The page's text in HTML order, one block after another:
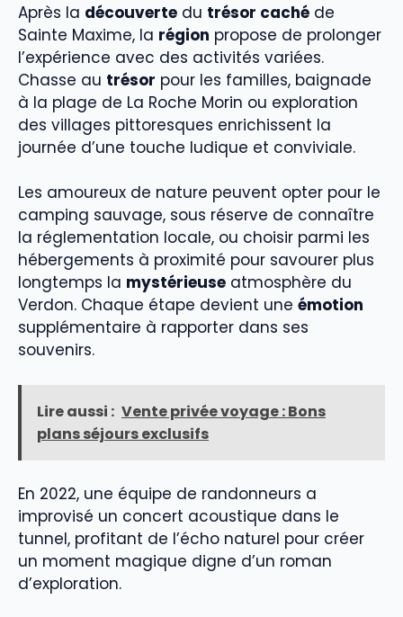
Après la découverte du trésor caché de
Sainte Maxime, la région propose de prolonger
l’expérience avec des activités variées.
Chasse au trésor pour les familles, baignade
à la plage de La Roche Morin ou exploration
des villages pittoresques enrichissent la
journée d’une touche ludique et conviviale.
Les amoureux de nature peuvent opter pour le
camping sauvage, sous réserve de connaître
la réglementation locale, ou choisir parmi les
hébergements à proximité pour savourer plus
longtemps la mystérieuse atmosphère du
Verdon. Chaque étape devient une émotion
supplémentaire à rapporter dans ses
souvenirs.
Lire aussi : Vente privée voyage : Bons
plans séjours exclusifs
En 2022, une équipe de randonneurs a
improvisé un concert acoustique dans le
tunnel, profitant de l’écho naturel pour créer
un moment magique digne d’un roman
d’exploration.